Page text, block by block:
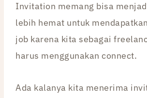
Invitation memang bisa
lebih hemat untuk
job karena kita sebagai
harus menggunakan connect.
Ada kalanya kita menerima